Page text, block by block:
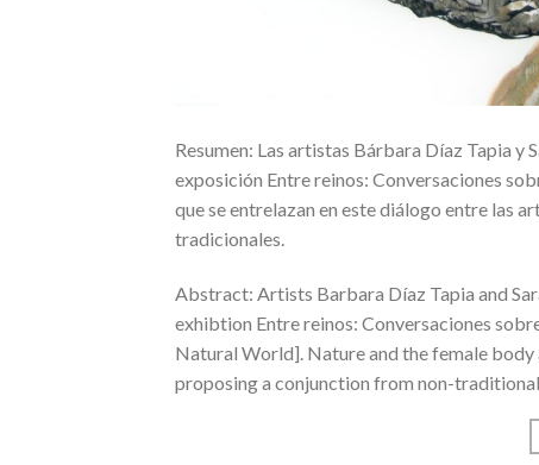
Resumen: Las artistas Bárbara Díaz Tapia y
exposición Entre reinos: Conversaciones
que se entrelazan en este diálogo entre las
tradicionales.
Abstract: Artists Barbara Díaz Tapia and
exhibtion Entre reinos: Conversaciones
Natural World]. Nature and the female
proposing a conjunction from non-